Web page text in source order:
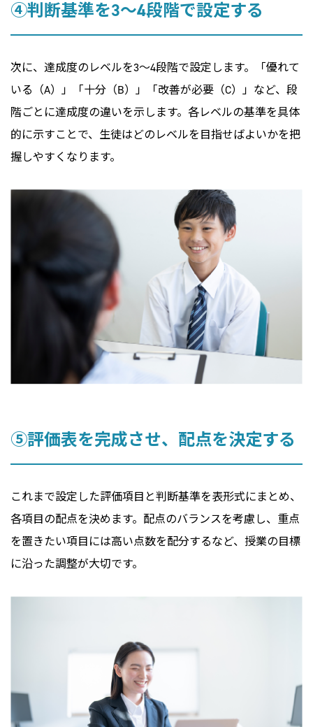
④判断基準を3～4段階で設定する
次に、達成度のレベルを3～4段階で設定します。「優れて
いる（A）」「十分（B）」「改善が必要（C）」など、段
階ごとに達成度の違いを示します。各レベルの基準を具体
的に示すことで、生徒はどのレベルを目指せばよいかを把
握しやすくなります。
⑤評価表を完成させ、配点を決定する
これまで設定した評価項目と判断基準を表形式にまとめ、
各項目の配点を決めます。配点のバランスを考慮し、重点
を置きたい項目には高い点数を配分するなど、授業の目標
に沿った調整が大切です。